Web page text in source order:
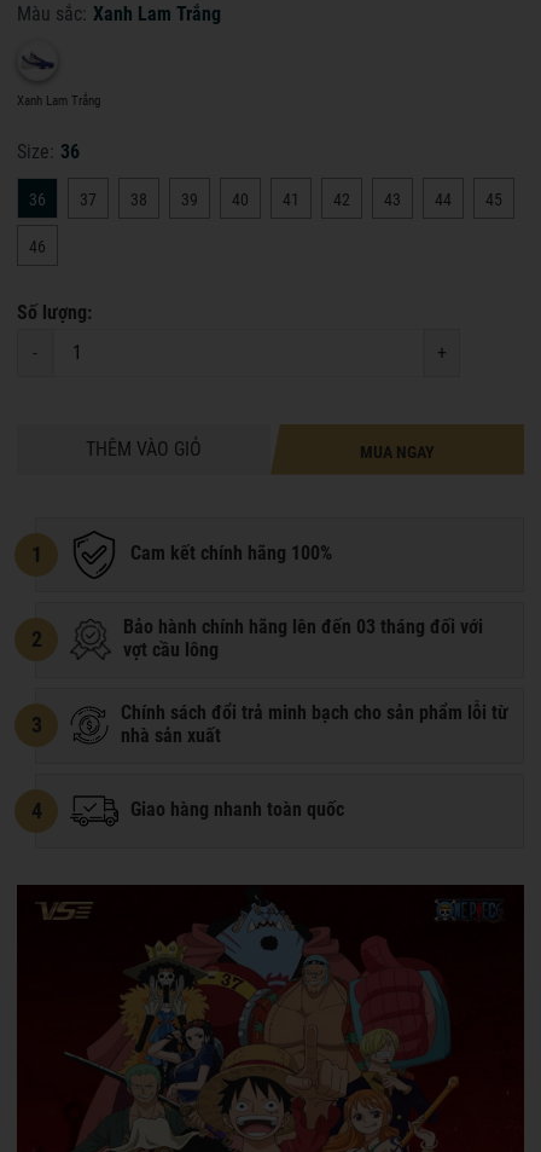
Màu sắc: Xanh Lam Trắng
Xanh Lam Trắng
Size: 36
36 37 38 39 40 41 42 43 44 45
46
Số lượng:
-
+
THÊM VÀO GIỎ MUA NGAY
1 Cam kết chính hãng 100%
2
Bảo hành chính hãng lên đến 03 tháng đối với
vợt cầu lông
3
Chính sách đổi trả minh bạch cho sản phẩm lỗi từ
nhà sản xuất
4 Giao hàng nhanh toàn quốc